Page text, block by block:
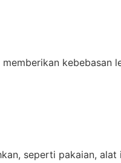
memberikan kebebasan
seperti pakaian,